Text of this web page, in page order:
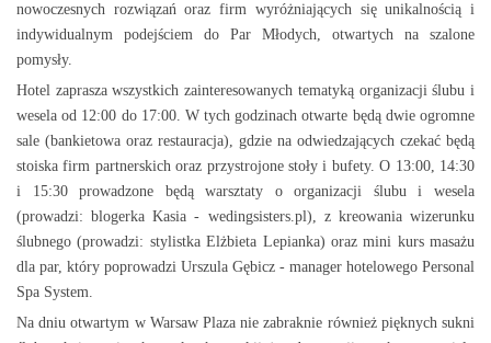
nowoczesnych rozwiązań oraz firm wyróżniających się unikalnością i
indywidualnym podejściem do Par Młodych, otwartych na szalone
pomysły.
Hotel zaprasza wszystkich zainteresowanych tematyką organizacji ślubu i
wesela od 12:00 do 17:00. W tych godzinach otwarte będą dwie ogromne
sale (bankietowa oraz restauracja), gdzie na odwiedzających czekać będą
stoiska firm partnerskich oraz przystrojone stoły i bufety. O 13:00, 14:30
i 15:30 prowadzone będą warsztaty o organizacji ślubu i wesela
(prowadzi: blogerka Kasia - wedingsisters.pl), z kreowania wizerunku
ślubnego (prowadzi: stylistka Elżbieta Lepianka) oraz mini kurs masażu
dla par, który poprowadzi Urszula Gębicz - manager hotelowego Personal
Spa System.
Na dniu otwartym w Warsaw Plaza nie zabraknie również pięknych sukni